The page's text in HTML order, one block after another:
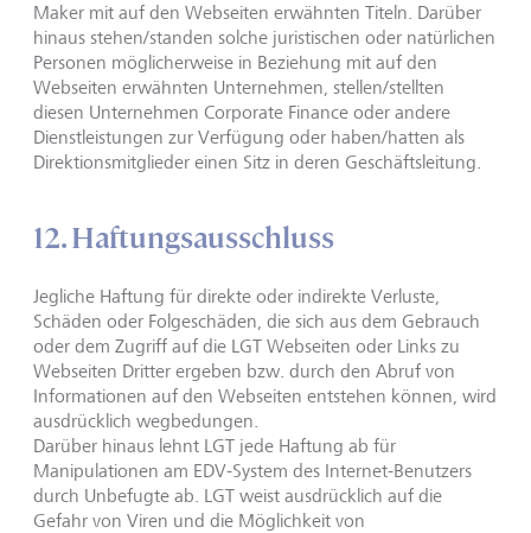
Maker mit auf den Webseiten erwähnten Titeln. Darüber
hinaus stehen/standen solche juristischen oder natürlichen
Personen möglicherweise in Beziehung mit auf den
Webseiten erwähnten Unternehmen, stellen/stellten
diesen Unternehmen Corporate Finance oder andere
Dienstleistungen zur Verfügung oder haben/hatten als
Direktionsmitglieder einen Sitz in deren Geschäftsleitung.
12. Haftungsausschluss
Jegliche Haftung für direkte oder indirekte Verluste,
Schäden oder Folgeschäden, die sich aus dem Gebrauch
oder dem Zugriff auf die LGT Webseiten oder Links zu
Webseiten Dritter ergeben bzw. durch den Abruf von
Informationen auf den Webseiten entstehen können, wird
ausdrücklich wegbedungen.
Darüber hinaus lehnt LGT jede Haftung ab für
Manipulationen am EDV-System des Internet-Benutzers
durch Unbefugte ab. LGT weist ausdrücklich auf die
Gefahr von Viren und die Möglichkeit von